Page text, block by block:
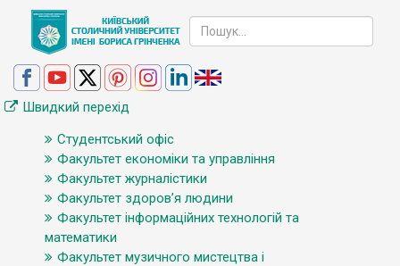
Швидкий перехід
Студентський офіс
Факультет економіки та управління
Факультет журналістики
Факультет здоров’я людини
Факультет інформаційних технологій та
математики
Факультет музичного мистецтва і